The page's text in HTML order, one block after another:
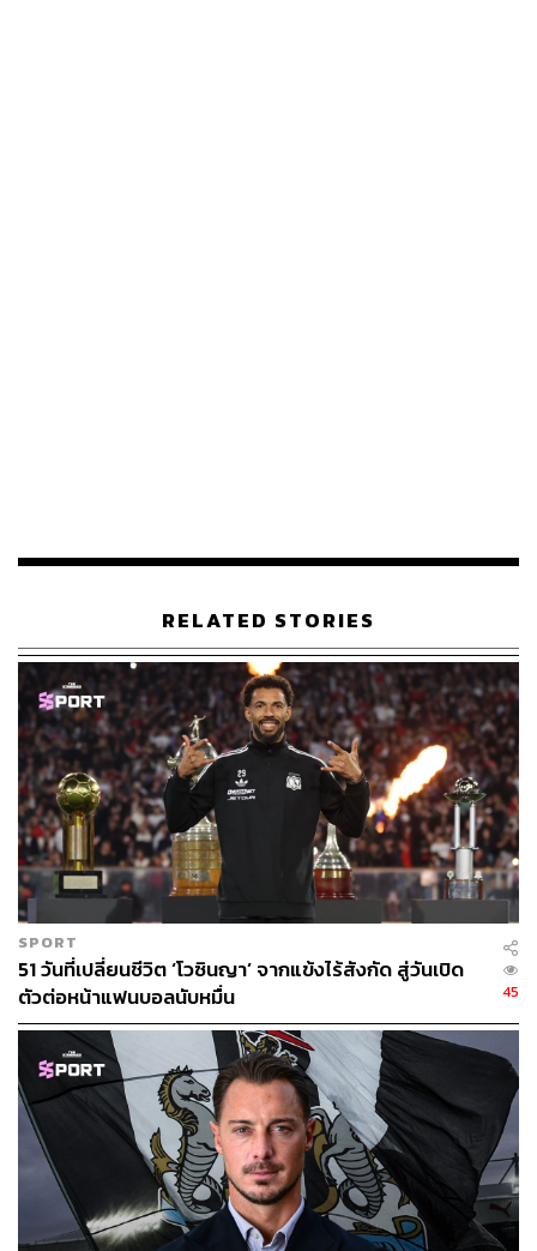
RELATED STORIES
SPORT
51 วันที่เปลี่ยนชีวิต ‘โวซินญา’ จากแข้งไร้สังกัด สู่วันเปิด
ตัวต่อหน้าแฟนบอลนับหมื่น
45